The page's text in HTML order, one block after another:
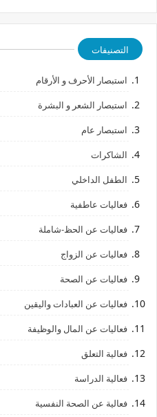
التصنيفات
استبصار الأحرف و الأرقام
استبصار الشعر و البشرة
استبصار عام
الشاكرات
الطفل الداخلي
فعاليات عاطفية
فعاليات عن الحظ-شاملة
فعاليات عن الزواج
فعاليات عن الصحة
فعاليات عن العبادات واليقين
فعاليات عن المال والوظيفة
فعالية التعلق
فعالية الدراسة
فعالية عن الصحة النفسية